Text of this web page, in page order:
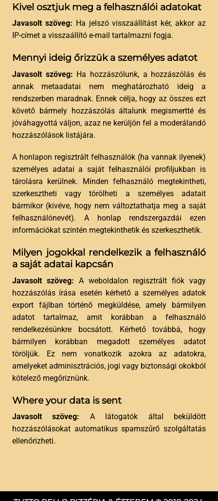
Kivel osztjuk meg a felhasználói adatokat
Javasolt szöveg: Ha jelszó visszaállítást kér, akkor az
IP-címet a visszaállító e-mail tartalmazni fogja.
Mennyi ideig őrizzük a személyes adatot
Javasolt szöveg: Ha hozzászólunk, a hozzászólás és
annak metaadatai nem meghatározható ideig a
rendszerben maradnak. Ennek célja, hogy az összes ezt
követő bármely hozzászólás általunk megismertté és
jóváhagyottá váljon, azaz ne kerüljön fel a moderálandó
hozzászólások listájára.
A honlapon regisztrált felhasználók (ha vannak ilyenek)
személyes adatai a saját felhasználói profiljukban is
tárolásra kerülnek. Minden felhasználó megtekintheti,
szerkesztheti vagy törölheti a személyes adatait
bármikor (kivéve, hogy nem változtathatja meg a saját
felhasználónevét). A honlap rendszergazdái ezen
információkat szintén megtekinthetik és szerkeszthetik.
Milyen jogokkal rendelkezik a felhasználó
a saját adatai kapcsán
Javasolt szöveg: A weboldalon regisztrált fiók vagy
hozzászólás írása esetén kérhető a személyes adatok
export fájlban történő megküldése, amely bármilyen
adatot tartalmaz, amit korábban a felhasználó
rendelkezésünkre bocsátott. Kérhető továbbá, hogy
bármilyen korábban megadott személyes adatot
töröljük. Ez nem vonatkozik azokra az adatokra,
amelyeket adminisztrációs, jogi vagy biztonsági okokból
kötelező megőriznünk.
Where your data is sent
Javasolt szöveg: A látogatók által beküldött
hozzászólásokat automatikus spamszűrő szolgáltatás
ellenőrizheti.